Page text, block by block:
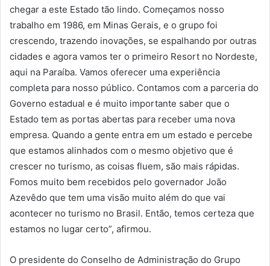
chegar a este Estado tão lindo. Começamos nosso
trabalho em 1986, em Minas Gerais, e o grupo foi
crescendo, trazendo inovações, se espalhando por outras
cidades e agora vamos ter o primeiro Resort no Nordeste,
aqui na Paraíba. Vamos oferecer uma experiência
completa para nosso público. Contamos com a parceria do
Governo estadual e é muito importante saber que o
Estado tem as portas abertas para receber uma nova
empresa. Quando a gente entra em um estado e percebe
que estamos alinhados com o mesmo objetivo que é
crescer no turismo, as coisas fluem, são mais rápidas.
Fomos muito bem recebidos pelo governador João
Azevêdo que tem uma visão muito além do que vai
acontecer no turismo no Brasil. Então, temos certeza que
estamos no lugar certo”, afirmou.
O presidente do Conselho de Administração do Grupo